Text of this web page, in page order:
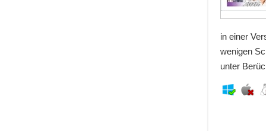
in einer
wenigen
unter